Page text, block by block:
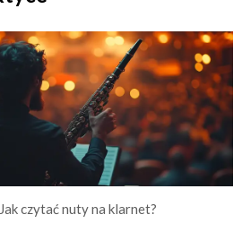
Jak czytać nuty na klarnet?